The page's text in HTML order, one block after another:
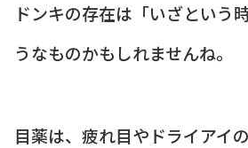
ドンキの存在は「いざという
うなものかもしれませんね。
目薬は、疲れ目やドライアイ